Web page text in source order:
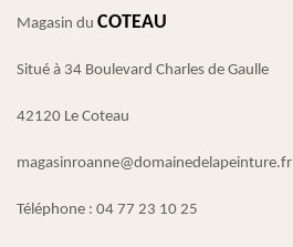
Magasin du COTEAU
Situé à 34 Boulevard Charles de Gaulle
42120 Le Coteau
magasinroanne@domainedelapeinture.fr
Téléphone : 04 77 23 10 25